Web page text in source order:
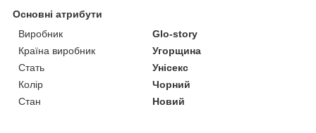
Основні атрибути
Виробник
Glo-story
Країна виробник
Угорщина
Стать
Унісекс
Колір
Чорний
Стан
Новий